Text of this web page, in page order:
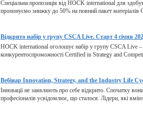
Спеціальна пропозиція від HOCK international для
пропонуємо знижку до 50% на повний пакет
Відкрито набір у групу CSCA Live. Старт 4 січня
HOCK international оголошує набір у групу CSCA Live –
конкурентоспроможності Certified in Strategy and
Вебінар Innovation, Strategy, and the Industry Life
Інновації не заявляють про себе відкрито. Спочатку
професіоналів усвідомлює, що сталося. Лідери, які